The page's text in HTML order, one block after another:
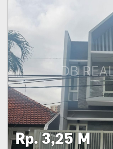
Rp. 3,25 M